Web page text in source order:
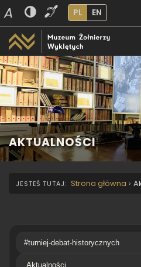
A PL EN
AKTUALNOŚCI
Strona główna ›
Kategoria